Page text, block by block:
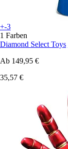
+-3
1 Farben
Diamond Select Toys
Ab 149,95 €
35,57 €